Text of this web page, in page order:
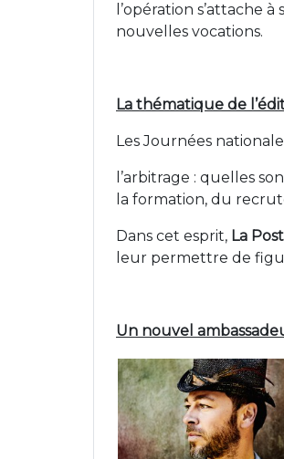
l’opération s’attache
nouvelles vocations.
La thématique de
Les Journées
l’arbitrage : quelles
la formation, du
Dans cet esprit, La
leur permettre de
Un nouvel